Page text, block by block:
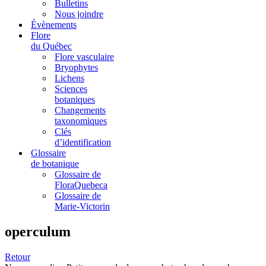
Bulletins
Nous joindre
Évènements
Flore
du Québec
Flore vasculaire
Bryophytes
Lichens
Sciences
botaniques
Changements
taxonomiques
Clés
d’identification
Glossaire
de botanique
Glossaire de
FloraQuebeca
Glossaire de
Marie-Victorin
operculum
Retour